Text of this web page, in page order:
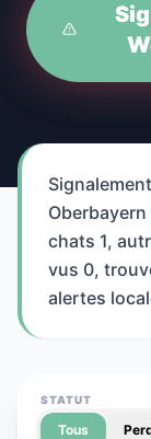
Oberbayern
chats 1,
vus 0,
alertes
STATUT
Tous